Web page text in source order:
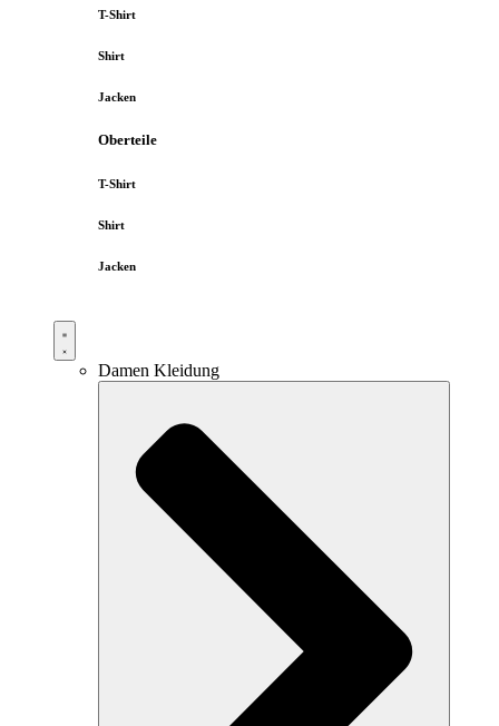
T-Shirt
Shirt
Jacken
Oberteile
T-Shirt
Shirt
Jacken
Damen Kleidung